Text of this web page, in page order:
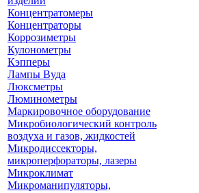
Концентратомеры
Концентраторы
Коррозиметры
Кулонометры
Кэпперы
Лампы Вуда
Люксметры
Люминометры
Маркировочное оборудование
Микробиологический контроль
воздуха и газов, жидкостей
Микродиссекторы,
микроперфораторы, лазеры
Микроклимат
Микроманипуляторы,